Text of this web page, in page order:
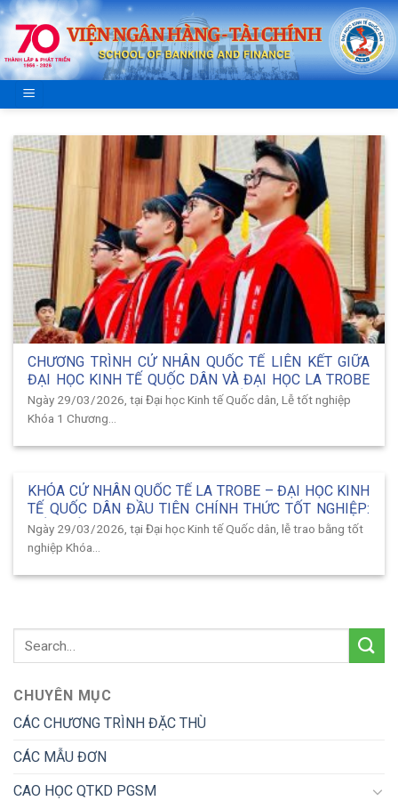
Skip
content
CHƯƠNG TRÌNH CỬ NHÂN QUỐC TẾ LIÊN KẾT GIỮA
ĐẠI HỌC KINH TẾ QUỐC DÂN VÀ ĐẠI HỌC LA TROBE
(ÚC): LỰA CHỌN CHIẾN LƯỢC CỦA SINH VIÊN KINH
TẾ CHO HÀNH TRÌNH HỌC TẬP VÀ PHÁT TRIỂN TOÀN
Ngày 29/03/2026, tại Đại học Kinh tế Quốc dân, Lễ tốt nghiệp
Khóa 1 Chương...
KHÓA CỬ NHÂN QUỐC TẾ LA TROBE – ĐẠI HỌC KINH
TẾ QUỐC DÂN ĐẦU TIÊN CHÍNH THỨC TỐT NGHIỆP:
DẤU MỐC TIÊN PHONG TRONG ĐÀO TẠO HỘI NHẬP
Ngày 29/03/2026, tại Đại học Kinh tế Quốc dân, lễ trao bằng tốt
nghiệp Khóa...
CHUYÊN MỤC
CÁC CHƯƠNG TRÌNH ĐẶC THÙ
CÁC MẪU ĐƠN
CAO HỌC QTKD PGSM